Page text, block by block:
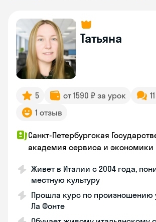
Татьяна
5 от 1590 ₽ за урок
1 отзыв
Санкт-Петербургская
академия сервиса и экономики
Живет в Италии с 2004 года,
местную культуру
Прошла курс по произношению
Ла Фонте